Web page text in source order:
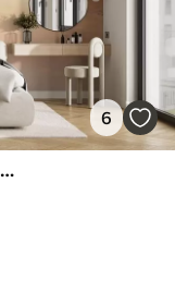
6
Abstrakt landskapskunst med blomstrende grener og hvite blomster som henger over en innsjø, myke pastellfarger